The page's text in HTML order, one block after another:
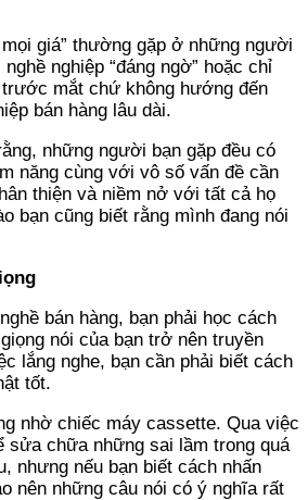
giá” thường gặp ở những người
nghiệp “đáng ngờ” hoặc chỉ
mắt chứ không hướng đến
bán hàng lâu dài.
những người bạn gặp đều có
năng cùng với vô số vấn đề cần
thiện và niềm nở với tất cả họ
bạn cũng biết rằng mình đang nói
bán hàng, bạn phải học cách
nói của bạn trở nên truyền
lắng nghe, bạn cần phải biết cách
tốt.
nhờ chiếc máy cassette. Qua việc
sửa chữa những sai lầm trong quá
nhưng nếu bạn biết cách nhấn
nên những câu nói có ý nghĩa rất